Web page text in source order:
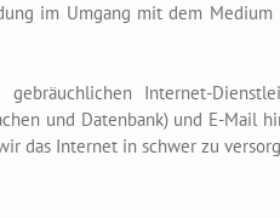
im Umgang mit dem
Internet-
und Datenbank) und E-Mail
das Internet in schwer zu